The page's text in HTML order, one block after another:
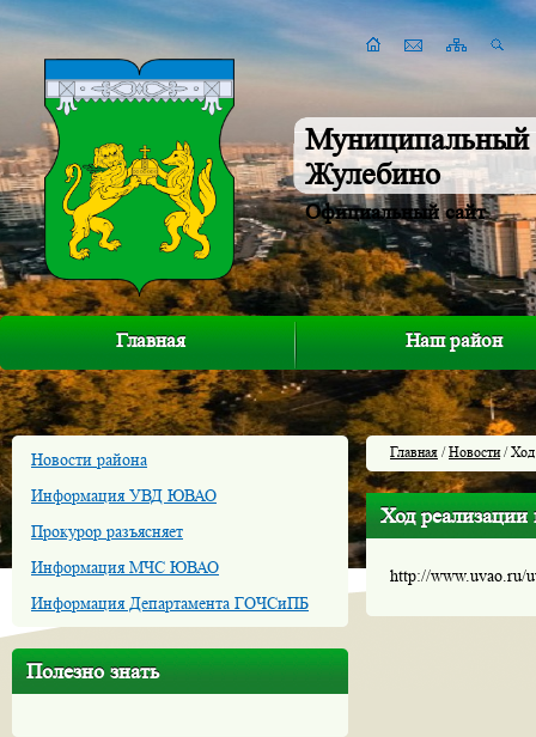
Муниципальный
Жулебино
Официальный сайт
Главная Наш район
Новости района
Информация УВД ЮВАО
Прокурор разъясняет
Информация МЧС ЮВАО
Информация Департамента ГОЧСиПБ
Полезно знать
Главная /Новости/ Ход
Ход
http://www.uvao.ru/